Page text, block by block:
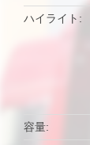
ハイライト
容量